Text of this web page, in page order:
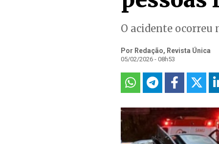
O acidente
Por Redação, Revista Única
05/02/2026 - 08h53